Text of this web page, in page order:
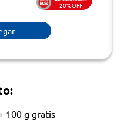
20%OFF
100 g gratis